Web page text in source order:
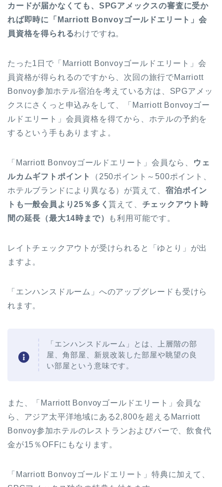
カードが届かなくても、SPGアメックスの審査に受か
れば即時に「Marriott Bonvoyゴールドエリート」会
員資格を得られるわけですね。
たった1日で「Marriott Bonvoyゴールドエリート」会
員資格が得られるのですから、次回の旅行でMarriott
Bonvoy参加ホテル宿泊を考えている方は、SPGアメッ
クスにさくっと申込みをして、「Marriott Bonvoyゴー
ルドエリート」会員資格を得てから、ホテルの予約を
するという手もありますよ。
「Marriott Bonvoyゴールドエリート」会員なら、
ウェ
ルカムギフトポイント
（250ポイント～500ポイント、
ホテルブランドにより異なる）が貰えて、宿泊ポイン
トも一般会員より25％多く貰えて、 チェックアウト時
間の延長（最大14時まで）
も利用可能です。
レイトチェックアウトが受けられると「ゆとり」が出
ますよ。
「エンハンスドルーム」へのアップグレードも受けら
れます。
「エンハンスドルーム」とは、上層階の部
屋、角部屋、新規改装した部屋や眺望の良
い部屋という意味です。
また、「Marriott Bonvoyゴールドエリート」会員な
ら、アジア太平洋地域にある2,800を超えるMarriott
Bonvoy参加ホテルのレストランおよびバーで、飲食代
金が15％OFFにもなります。
「Marriott Bonvoyゴールドエリート」特典に加えて、